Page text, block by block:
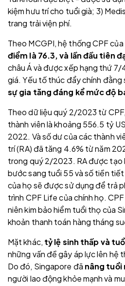
kiệm hưu trí cho tuổi già; 3)
trang trải viện phí.
Theo MCGPI, hệ thống CPF
điểm là 76.3, và lần đầu tiên
châu Á và được xếp hạng thứ
giá. Yếu tố thúc đẩy chính đằng
sự gia tăng đáng kể mức độ
Theo dữ liệu quý 2/2023 từ
thành viên là khoảng 556.5 tỷ
2022. Và số dư của các thành
trí (RA) đã tăng 4.6% từ năm
trong quý 2/2023. RA được tạo
bước sang tuổi 55 và số tiền
của họ sẽ được sử dụng để trả
trình CPF Life của chính họ.
niên kim bảo hiểm tuổi thọ của
khoản thanh toán hàng tháng
Mặt khác, tỷ lệ sinh thấp và
những vấn đề gây áp lực lên hệ
Do đó, Singapore đã nâng tuổi
người lao động khỏe mạnh và